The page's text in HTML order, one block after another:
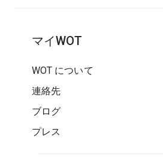
マイWOT
WOT について
連絡先
ブログ
プレス